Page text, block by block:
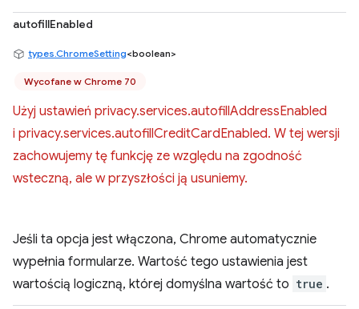
autofillEnabled
types.ChromeSetting<boolean>
Wycofane w Chrome 70
Użyj ustawień privacy.services.autofillAddressEnabled
i privacy.services.autofillCreditCardEnabled. W tej wersji
zachowujemy tę funkcję ze względu na zgodność
wsteczną, ale w przyszłości ją usuniemy.
Jeśli ta opcja jest włączona, Chrome automatycznie
wypełnia formularze. Wartość tego ustawienia jest
wartością logiczną, której domyślna wartość to true .